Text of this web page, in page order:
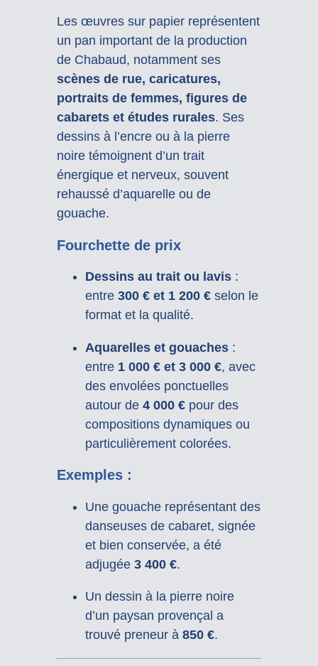
Les œuvres sur papier représentent
un pan important de la production
de Chabaud, notamment ses
scènes de rue, caricatures,
portraits de femmes, figures de
cabarets et études rurales. Ses
dessins à l’encre ou à la pierre
noire témoignent d’un trait
énergique et nerveux, souvent
rehaussé d’aquarelle ou de
gouache.
Fourchette de prix
Dessins au trait ou lavis:
entre 300 € et 1 200 €selon le
format et la qualité.
Aquarelles et gouaches:
entre 1 000 € et 3 000 €, avec
des envolées ponctuelles
autour de 4 000 €pour des
compositions dynamiques ou
particulièrement colorées.
Exemples :
Une gouache représentant des
danseuses de cabaret, signée
et bien conservée, a été
adjugée 3 400 €.
Un dessin à la pierre noire
d’un paysan provençal a
trouvé preneur à 850 €.